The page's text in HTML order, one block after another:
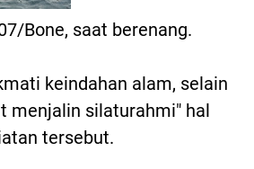
Bone, saat berenang.
keindahan alam, selain
menjalin silaturahmi" hal
tersebut.